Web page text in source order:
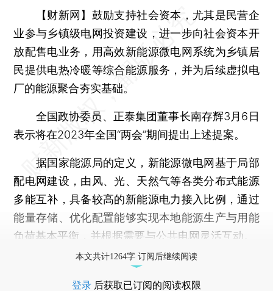
【财新网】 鼓励支持社会资本，尤其是民营企
业参与乡镇级电网投资建设，进一步向社会资本开
放配售电业务，用高效新能源微电网系统为乡镇居
民提供电热冷暖等综合能源服务，并为后续虚拟电
厂的能源聚合夯实基础。
全国政协委员、正泰集团董事长南存辉3月6日
表示将在2023年全国“两会”期间提出上述提案。
据国家能源局的定义，新能源微电网基于局部
配电网建设，由风、光、天然气等各类分布式能源
多能互补，具备较高的新能源电力接入比例，通过
能量存储、优化配置能够实现本地能源生产与用能
负荷基本平衡，并根据需要与公共电网灵活互动。
本文共计1264字 订阅后继续阅读
登录 后获取已订阅的阅读权限